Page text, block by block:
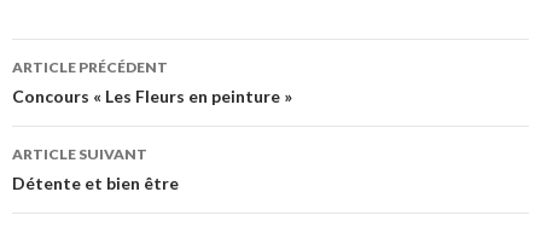
Navigation
des
articles
ARTICLE PRÉCÉDENT
Concours « Les Fleurs en peinture »
ARTICLE SUIVANT
Détente et bien être